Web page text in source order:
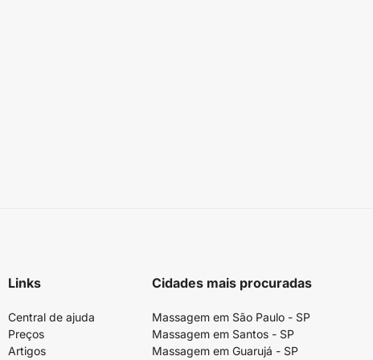
Links
Central de ajuda
Preços
Artigos
Cidades mais procuradas
Massagem em São Paulo - SP
Massagem em Santos - SP
Massagem em Guarujá - SP